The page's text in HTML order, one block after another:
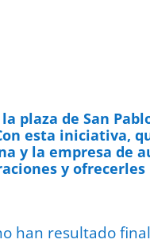
plaza de San
esta iniciativa,
y la empresa de
y
han resultado